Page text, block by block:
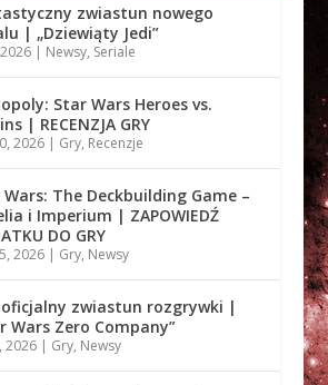
zwiastun nowego
| „Dziewiąty Jedi”
| Newsy, Seriale
Star Wars Heroes vs.
| RECENZJA GRY
2026| Gry, Recenzje
The Deckbuilding Game –
i Imperium | ZAPOWIEDŹ
DO GRY
2026| Gry, Newsy
oficjalny zwiastun rozgrywki |
Wars Zero Company”
2026| Gry, Newsy